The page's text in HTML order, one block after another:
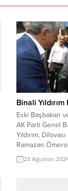
Binali
Eski Başbakan
AK Parti Genel
Yıldırım,
Ramazan
ziyaret etti.
Başkanı İlhan
23 Ağustos